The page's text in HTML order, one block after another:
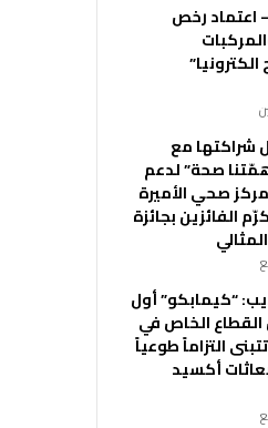
اعتماد رخص
شراكتها مع
صحة” لدعم
صحي الأميرة
الفائزين بجائزة
“كيمابكو” أول
الخاص في
التزاماً طوعياً
أكسيد